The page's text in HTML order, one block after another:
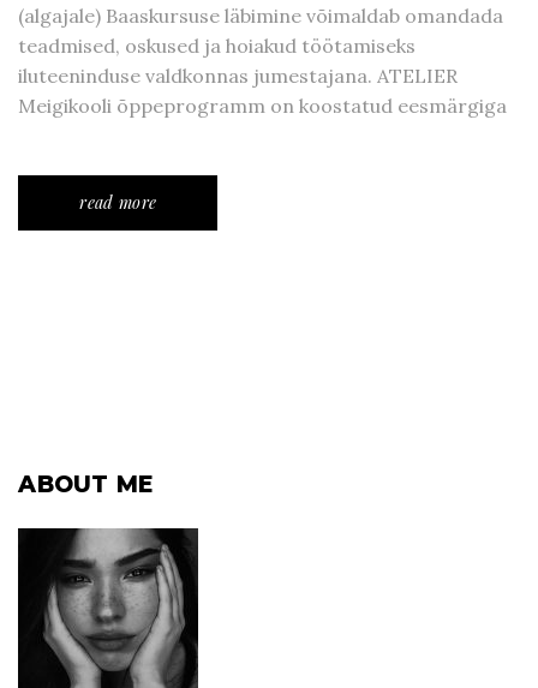
(algajale) Baaskursuse läbimine võimaldab omandada
teadmised, oskused ja hoiakud töötamiseks
iluteeninduse valdkonnas jumestajana. ATELIER
Meigikooli õppeprogramm on koostatud eesmärgiga
read more
ABOUT ME